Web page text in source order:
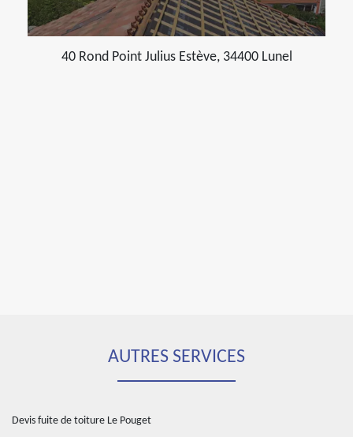
40 Rond Point Julius Estève, 34400 Lunel
AUTRES SERVICES
Devis fuite de toiture Le Pouget